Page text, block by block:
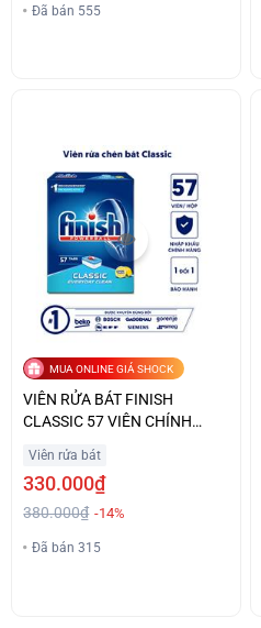
Đã bán 555
MUA ONLINE GIÁ SHOCK
VIÊN RỬA BÁT FINISH
CLASSIC 57 VIÊN CHÍNH
Viên rửa bát
330.000₫
380.000₫ -14%
Đã bán 315